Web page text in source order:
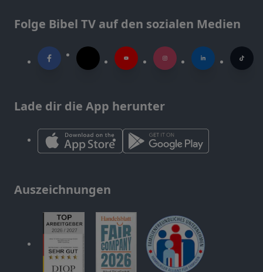
Folge Bibel TV auf den sozialen Medien
Lade dir die App herunter
Auszeichnungen